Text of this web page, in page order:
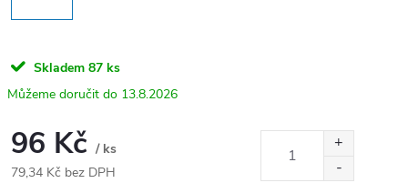
Skladem 87 ks
13.8.2026
96 Kč / ks
79,34 Kč bez DPH